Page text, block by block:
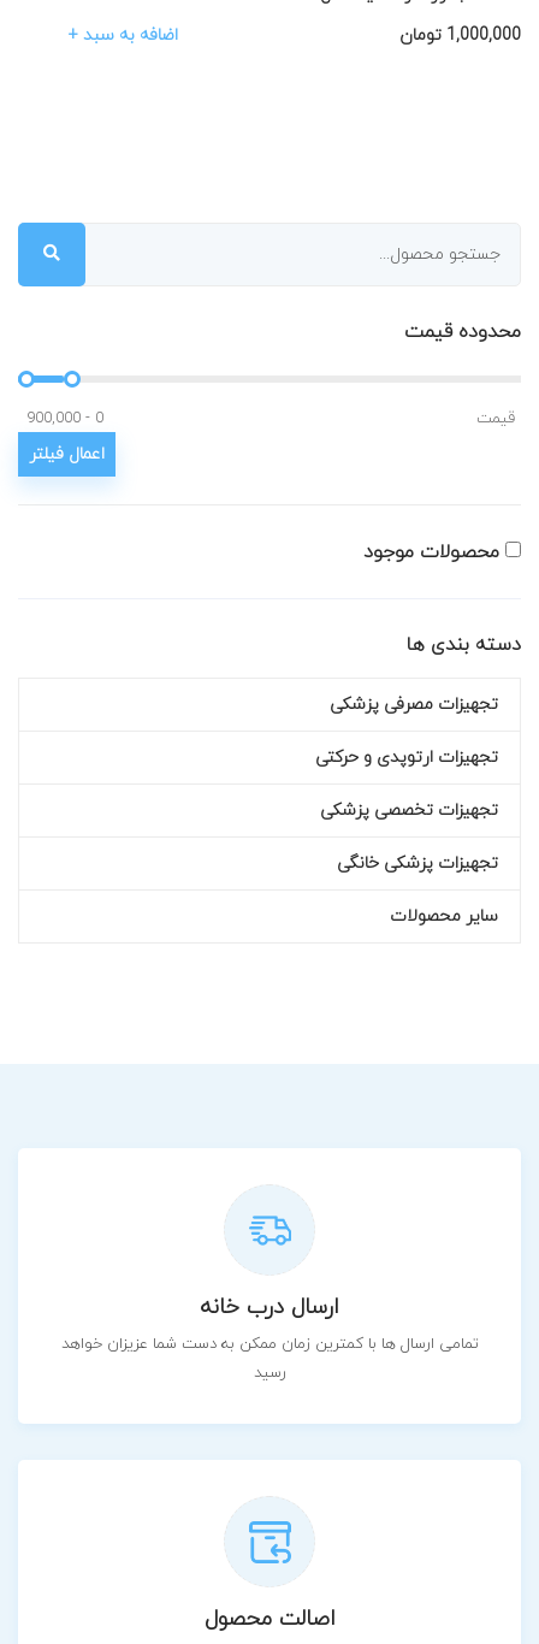
محدوده قیمت
قیمت
محصولات موجود
دسته بندی ها
تجهیزات مصرفی پزشکی
تجهیزات ارتوپدی و حرکتی
تجهیزات تخصصی پزشکی
تجهیزات پزشکی خانگی
سایر محصولات
1,000,000 تومان اضافه به سبد +
ارسال درب خانه
تمامی ارسال ها با کمترین زمان ممکن به دست شما عزیزان خواهد
رسید
اصالت محصول